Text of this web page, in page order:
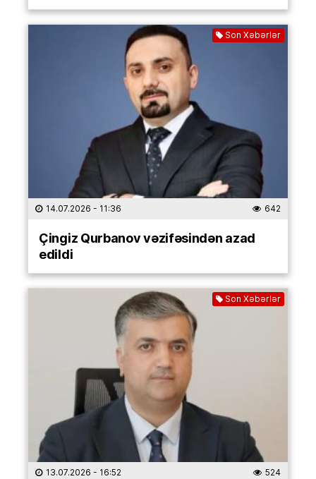
Son Xəbərlər
14.07.2026 - 11:36 642
Çingiz Qurbanov vəzifəsindən azad
edildi
Son Xəbərlər
13.07.2026 - 16:52 524